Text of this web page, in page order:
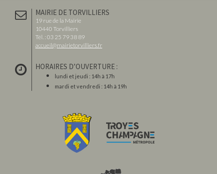
MAIRIE DE TORVILLIERS
19 rue de la Mairie
10440 Torvilliers
Tél. : 03 25 79 38 89
accueil@mairietorvilliers.fr
HORAIRES D’OUVERTURE :
lundi et jeudi : 14h à 17h
mardi et vendredi : 14h à 19h